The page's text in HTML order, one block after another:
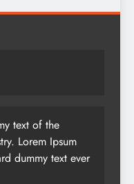
text of the
Lorem Ipsum
dummy text ever